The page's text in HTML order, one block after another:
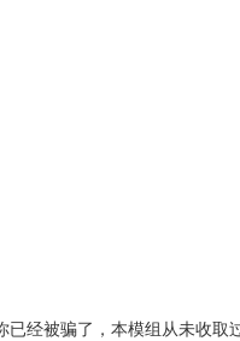
经被骗了，本模组从未收取